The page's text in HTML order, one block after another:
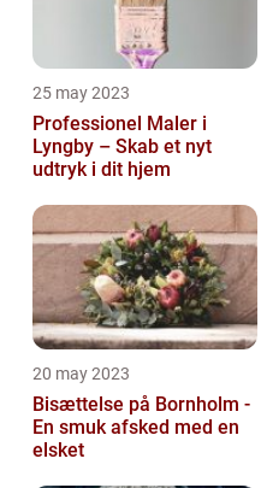
25 may 2023
Professionel Maler i
Lyngby – Skab et nyt
udtryk i dit hjem
20 may 2023
Bisættelse på Bornholm -
En smuk afsked med en
elsket